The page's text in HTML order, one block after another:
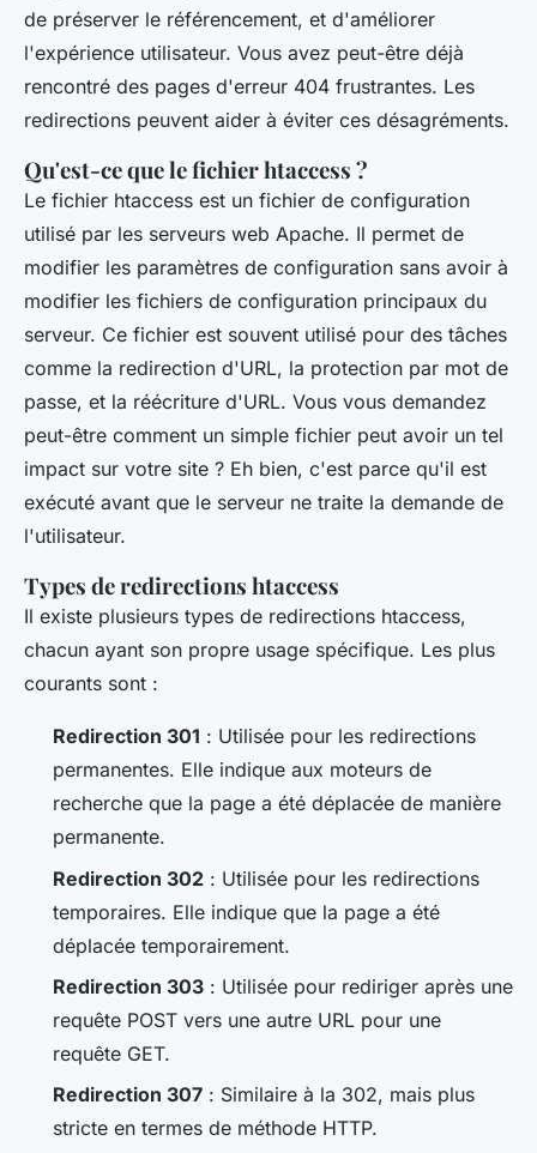
de préserver le référencement, et d'améliorer
l'expérience utilisateur. Vous avez peut-être déjà
rencontré des pages d'erreur 404 frustrantes. Les
redirections peuvent aider à éviter ces désagréments.
Qu'est-ce que le fichier htaccess ?
Le fichier htaccess est un fichier de configuration
utilisé par les serveurs web Apache. Il permet de
modifier les paramètres de configuration sans avoir à
modifier les fichiers de configuration principaux du
serveur. Ce fichier est souvent utilisé pour des tâches
comme la redirection d'URL, la protection par mot de
passe, et la réécriture d'URL. Vous vous demandez
peut-être comment un simple fichier peut avoir un tel
impact sur votre site ? Eh bien, c'est parce qu'il est
exécuté avant que le serveur ne traite la demande de
l'utilisateur.
Types de redirections htaccess
Il existe plusieurs types de redirections htaccess,
chacun ayant son propre usage spécifique. Les plus
courants sont :
Redirection 301 : Utilisée pour les redirections
permanentes. Elle indique aux moteurs de
recherche que la page a été déplacée de manière
permanente.
Redirection 302 : Utilisée pour les redirections
temporaires. Elle indique que la page a été
déplacée temporairement.
Redirection 303 : Utilisée pour rediriger après une
requête POST vers une autre URL pour une
requête GET.
Redirection 307 : Similaire à la 302, mais plus
stricte en termes de méthode HTTP.